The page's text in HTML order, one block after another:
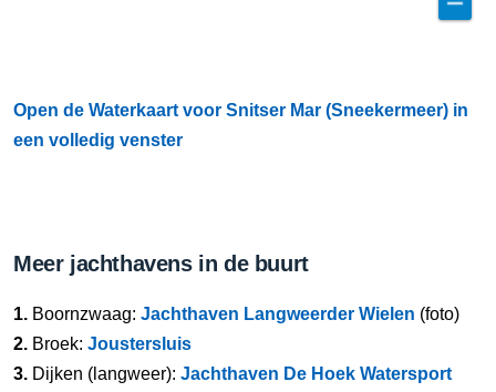
Open de Waterkaart voor Snitser Mar (Sneekermeer) in
een volledig venster
Meer jachthavens in de buurt
1. Boornzwaag: Jachthaven Langweerder Wielen (foto)
2. Broek: Joustersluis
3. Dijken (langweer): Jachthaven De Hoek Watersport